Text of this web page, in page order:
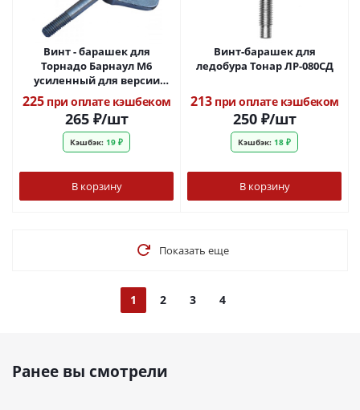
Винт - барашек для
Торнадо Барнаул М6
усиленный для версии
шнека с цангой
225при оплате кэшбеком
265₽/шт
Кэшбэк: 19 ₽
В корзину
Винт-барашек для
ледобура Тонар ЛР-080СД
213при оплате кэшбеком
250₽/шт
Кэшбэк: 18 ₽
В корзину
Показать еще
1 2 3 4
Ранее вы смотрели